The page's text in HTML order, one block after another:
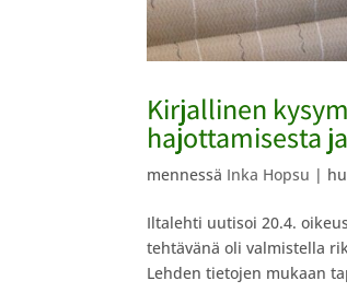
Kirjallinen
hajottamisesta
mennessä Inka Hopsu |
Iltalehti uutisoi 20.4.
tehtävänä oli valmistella
Lehden tietojen mukaan